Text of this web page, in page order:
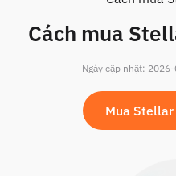
Cách mua
Ngày cập nhật:
Mua Stellar